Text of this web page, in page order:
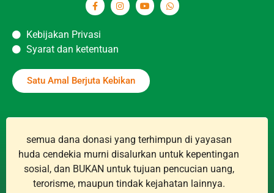
Kebijakan Privasi
Syarat dan ketentuan
Satu Amal Berjuta Kebikan
semua dana donasi yang terhimpun di yayasan
huda cendekia murni disalurkan untuk kepentingan
sosial, dan BUKAN untuk tujuan pencucian uang,
terorisme, maupun tindak kejahatan lainnya.